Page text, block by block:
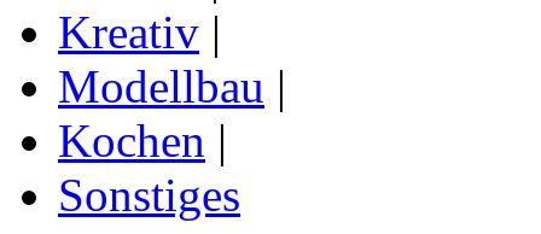
Kreativ |
Modellbau |
Kochen |
Sonstiges